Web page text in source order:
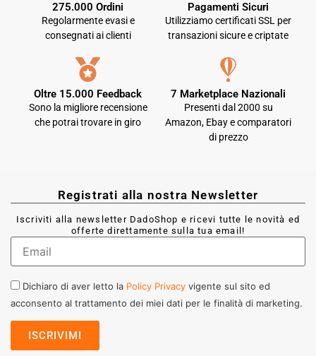
275.000 Ordini
Regolarmente evasi e
consegnati ai clienti
Pagamenti Sicuri
Utilizziamo certificati SSL per
transazioni sicure e criptate
Oltre 15.000 Feedback
Sono la migliore recensione
che potrai trovare in giro
7 Marketplace Nazionali
Presenti dal 2000 su
Amazon, Ebay e comparatori
di prezzo
Registrati alla nostra Newsletter
Iscriviti alla newsletter DadoShop e ricevi tutte le novità ed
offerte direttamente sulla tua email!
Dichiaro di aver letto la Policy Privacy vigente sul sito ed
acconsento al trattamento dei miei dati per le finalità di marketing.